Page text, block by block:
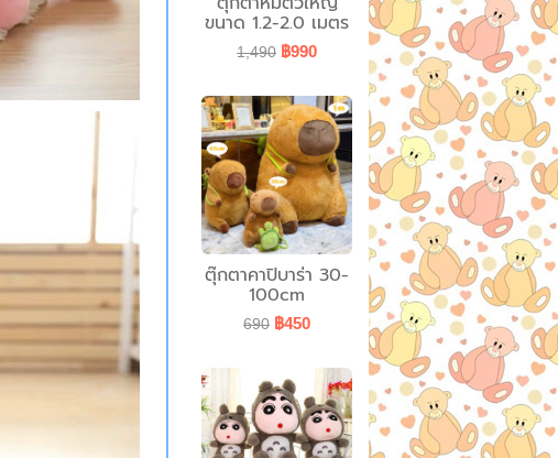
ขนาด 1.2-2.0 เมตร
1,490 ฿990
ตุ๊กตาคาปิบาร่า 30-
100cm
690 ฿450